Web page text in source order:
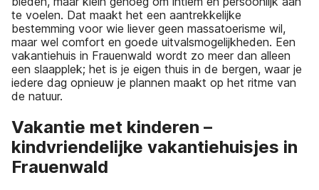
te voelen. Dat maakt het een aantrekkelijke
bestemming voor wie liever geen massatoerisme wil,
maar wel comfort en goede uitvalsmogelijkheden. Een
vakantiehuis in Frauenwald wordt zo meer dan alleen
een slaapplek; het is je eigen thuis in de bergen, waar je
iedere dag opnieuw je plannen maakt op het ritme van
de natuur.
Vakantie met kinderen –
kindvriendelijke vakantiehuisjes in
Frauenwald